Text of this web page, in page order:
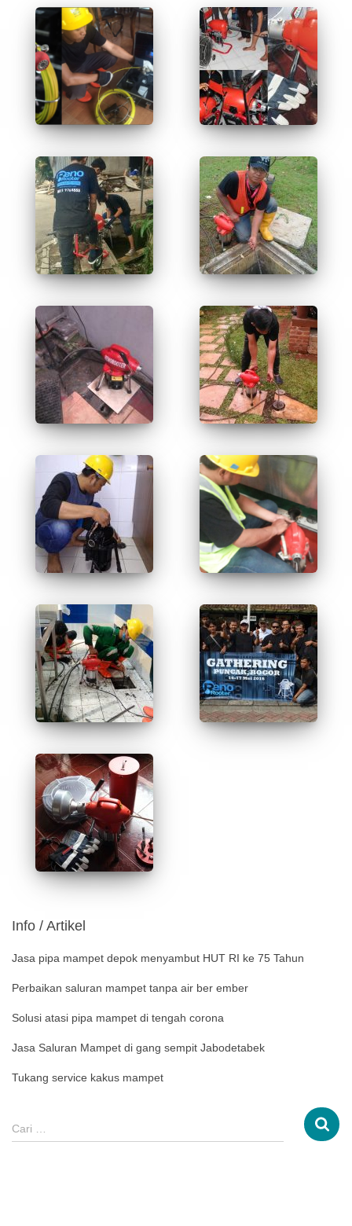
Info / Artikel
Jasa pipa mampet depok menyambut HUT RI ke 75 Tahun
Perbaikan saluran mampet tanpa air ber ember
Solusi atasi pipa mampet di tengah corona
Jasa Saluran Mampet di gang sempit Jabodetabek
Tukang service kakus mampet
Cari …